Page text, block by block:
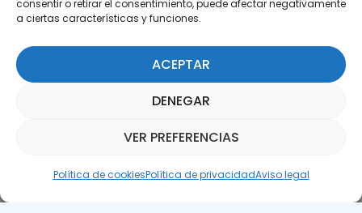
consentir o retirar el consentimiento, puede afectar negativamente
a ciertas características y funciones.
ACEPTAR
DENEGAR
VER PREFERENCIAS
Política de cookiesPolítica de privacidadAviso legal
SUSCRÍBETE AQUÍ